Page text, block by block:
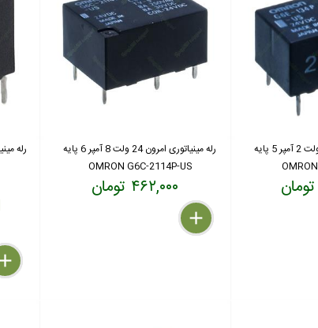
رله مینیاتوری امرون 24 ولت 2 آمپر 5 پایه
رله مینیاتوری امرون 24 ولت 8 آمپر 6 پایه
OMRON G6C-2114P-US
۴۶۲,۰۰۰ تومان
delete
remove
add